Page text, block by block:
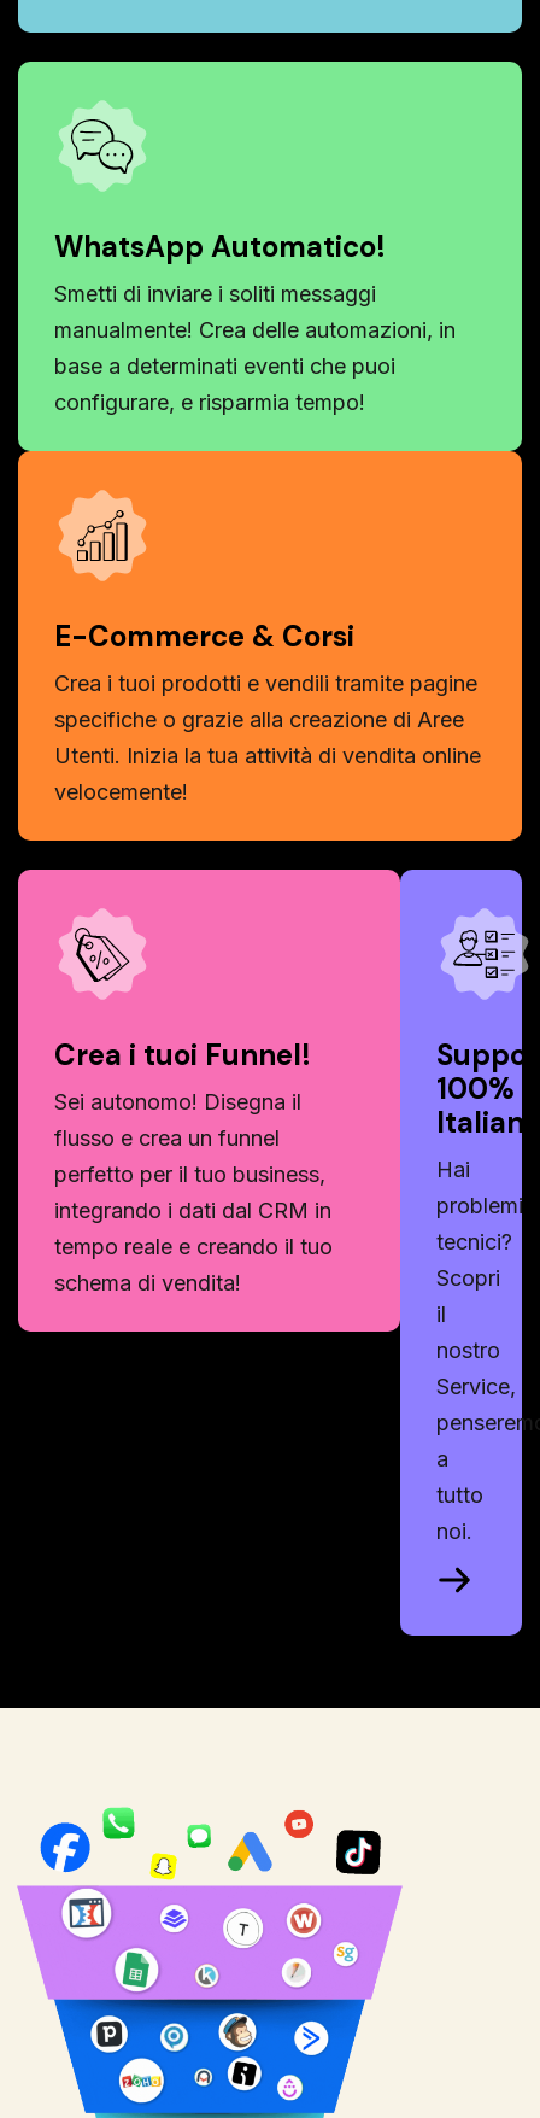
WhatsApp Automatico!
Smetti di inviare i soliti messaggi
manualmente! Crea delle automazioni, in
base a determinati eventi che puoi
configurare, e risparmia tempo!
E-Commerce & Corsi
Crea i tuoi prodotti e vendili tramite pagine
specifiche o grazie alla creazione di Aree
Utenti. Inizia la tua attività di vendita online
velocemente!
Crea i tuoi Funnel!
Sei autonomo! Disegna il
flusso e crea un funnel
perfetto per il tuo business,
integrando i dati dal CRM in
tempo reale e creando il tuo
schema di vendita!
100%
Hai
problemi
tecnici?
Scopri
il
nostro
Service,
a
tutto
noi.